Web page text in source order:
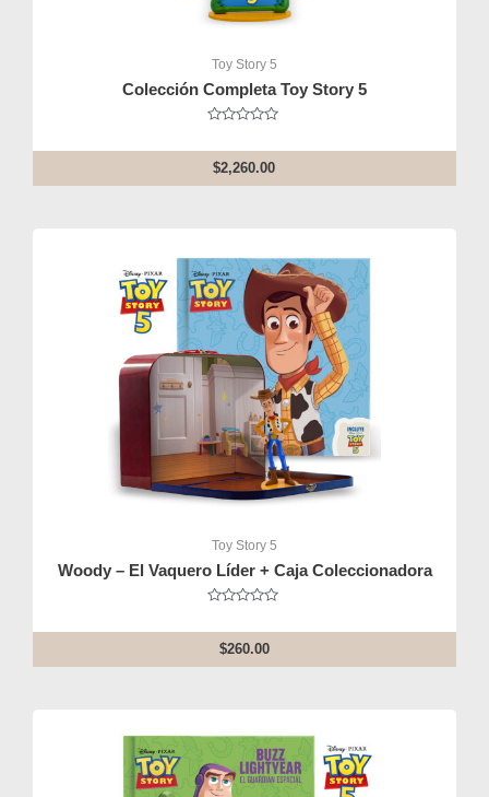
Toy Story 5
Colección Completa Toy Story 5
out
of
5
$2,260.00
Toy Story 5
Woody – El Vaquero Líder + Caja Coleccionadora
out
of
5
$260.00